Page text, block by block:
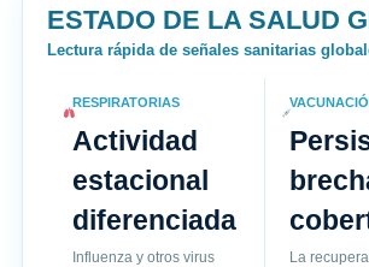
ESTADO DE LA SALUD
Lectura rápida de señales sanitarias
RESPIRATORIAS
Actividad
estacional
diferenciada
Influenza y otros virus
La